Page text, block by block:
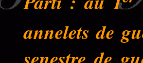
annelets de